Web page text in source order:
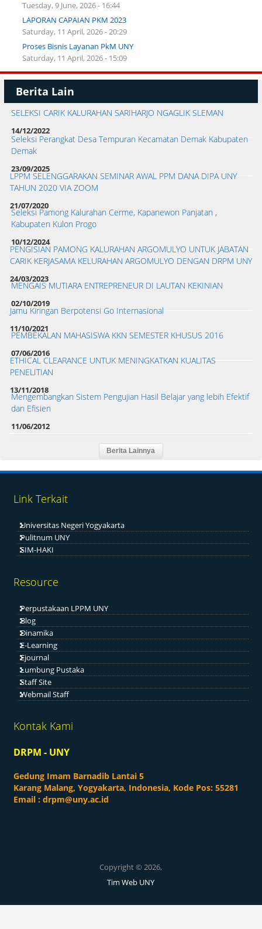
Tuesday, 9 June, 2026 - 16:44
LAPORAN CAPAIAN PKM 2023
Saturday, 11 April, 2026 - 20:29
Proses Bisnis Layanan PkM UNY
Saturday, 11 April, 2026 - 15:09
Berita Lain
SELEKSI CARIK KALURAHAN SARIHARJO NGAGLIK SLEMAN
14/12/2022
Seleksi Perangkat Desa Tempuran Kecamatan Demak Kabupaten
Demak
23/09/2025
LPPM SELENGGARAKAN SEMINAR AWAL PPM DANA DIPA UNY
TAHUN 2020 VIA ZOOM
21/07/2020
Seleksi Pamong Kalurahan Cerme, Kapanewon Panjatan ,
Kabupaten Kulon Progo
10/12/2024
PENGISIAN PAMONG KALURAHAN ARGOMULYO UNTUK JABATAN
CARIK KERJASAMA KELURAHAN ARGOMULYO DENGAN DRPM UNY
24/03/2023
MENGAIS MUTIARA ENTREPRENEUR DI LAUTAN KEKINIAN
02/10/2019
Jamu Kiringan Berpotensi Go Internasional
11/10/2021
PEMBEKALAN MAHASISWA KKN SEMESTER KHUSUS 2016
07/06/2016
ETHICAL CLEARANCE UNTUK MENINGKATKAN KUALITAS
PENELITIAN
13/11/2018
Mengembangkan Sistem Pengujian Hasil Belajar yang lebih Efektif
dan Efisien
11/06/2012
Link Terkait
Universitas Negeri Yogyakarta
Pulitnum UNY
SIM-HAKI
Resource
Perpustakaan LPPM UNY
Blog
Dinamika
E-Learning
Ejournal
Lumbung Pustaka
Staff Site
Webmail Staff
Kontak Kami
DRPM - UNY
Gedung Imam Barnadib Lantai 5
Karang Malang, Yogyakarta, Indonesia, Kode Pos: 55281
Email :drpm@uny.ac.id
Copyright © 2026,
Tim Web UNY